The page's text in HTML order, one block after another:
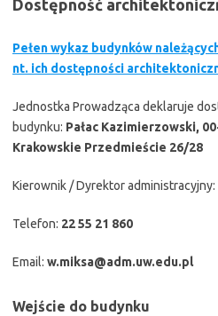
Dostępność
Pełen wykaz budynków
nt. ich dostępności
Jednostka Prowadząca deklaruje
budynku: Pałac Kazimierzowski,
Krakowskie Przedmieście 26/28
Kierownik / Dyrektor administracyjny:
Telefon: 22 55 21 860
Email: w.miksa@adm.uw.edu.pl
Wejście do budynku